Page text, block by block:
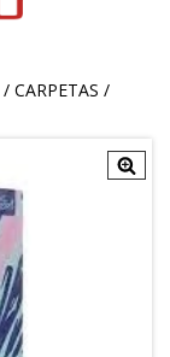
/ CARPETAS /